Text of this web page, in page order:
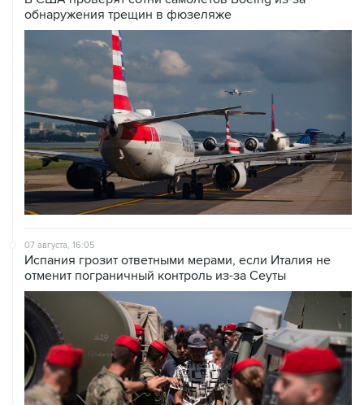
обнаружения трещин в фюзеляже
07 августа, 16:05
Испания грозит ответными мерами, если Италия не
отменит пограничный контроль из-за Сеуты